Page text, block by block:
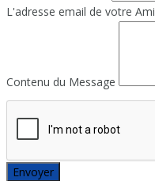
L'adresse email de votre Ami
Contenu du Message
Envoyer